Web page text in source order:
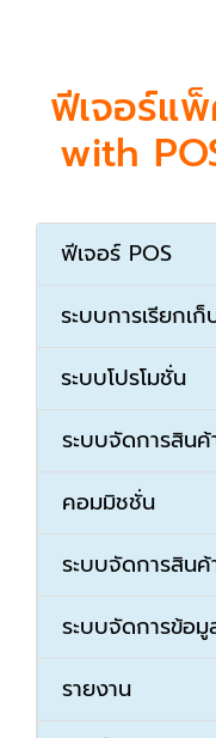
ฟีเจอร์แ
with
ฟีเจอร์ POS
ระบบการเรียกเก็
ระบบโปรโมชั่น
ระบบจัดการสินค้
คอมมิชชั่น
ระบบจัดการสิน
ระบบจัดการข้อมู
รายงาน